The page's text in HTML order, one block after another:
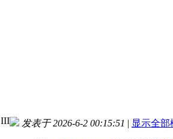
发表于 2026-6-2 00:15:51 | 显示全部